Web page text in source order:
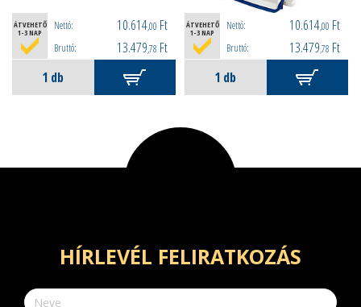
ÁTVEHETŐ
1-3 NAP
Nettó: 10.614,00 Ft
Bruttó: 13.479,78 Ft
ÁTVEHETŐ
1-3 NAP
Nettó: 10.614,00 Ft
Bruttó: 13.479,78 Ft
HÍRLEVÉL FELIRATKOZÁS